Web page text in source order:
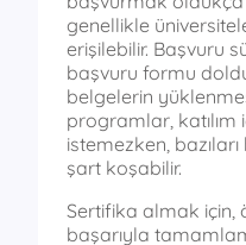
genellikle
erişilebilir. Başvuru
başvuru formu
belgelerin
programlar,
istemezken,
şart koşabilir.
Sertifika almak için,
başarıyla